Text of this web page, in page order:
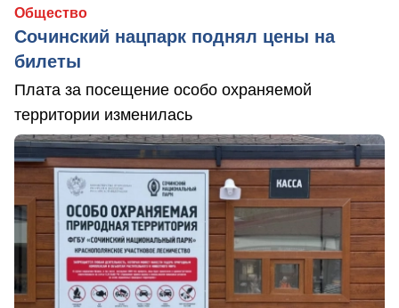
Общество
Сочинский нацпарк поднял цены на
билеты
Плата за посещение особо охраняемой
территории изменилась